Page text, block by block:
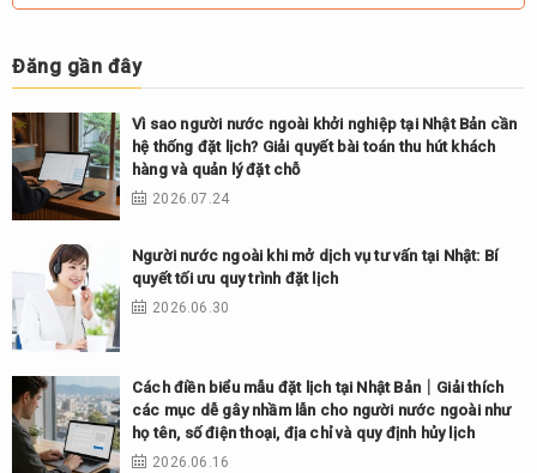
Đăng gần đây
Vì sao người nước ngoài khởi nghiệp tại Nhật Bản cần
hệ thống đặt lịch? Giải quyết bài toán thu hút khách
hàng và quản lý đặt chỗ
2026.07.24
Người nước ngoài khi mở dịch vụ tư vấn tại Nhật: Bí
quyết tối ưu quy trình đặt lịch
2026.06.30
Cách điền biểu mẫu đặt lịch tại Nhật Bản｜Giải thích
các mục dễ gây nhầm lẫn cho người nước ngoài như
họ tên, số điện thoại, địa chỉ và quy định hủy lịch
2026.06.16